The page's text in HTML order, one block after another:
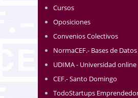
Cursos
Oposiciones
Convenios Colectivos
NormaCEF.- Bases de
UDIMA - Universidad online
CEF.- Santo Domingo
TodoStartups